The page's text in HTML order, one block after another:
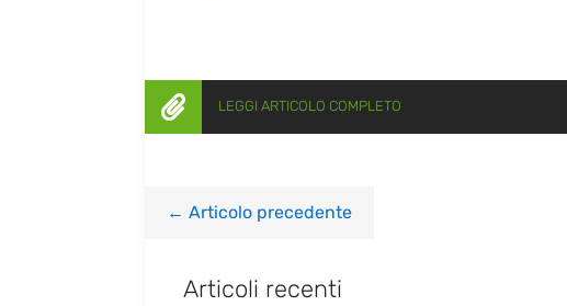
 LEGGI ARTICOLO COMPLETO
← Articolo precedente
Articoli recenti